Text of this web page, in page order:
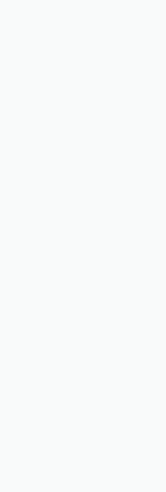
pb-
cfp/